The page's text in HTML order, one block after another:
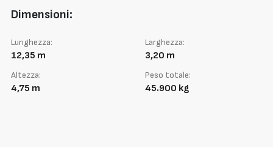
Dimensioni:
Lunghezza:
12,35 m
Larghezza:
3,20 m
Altezza:
4,75 m
Peso totale:
45.900 kg